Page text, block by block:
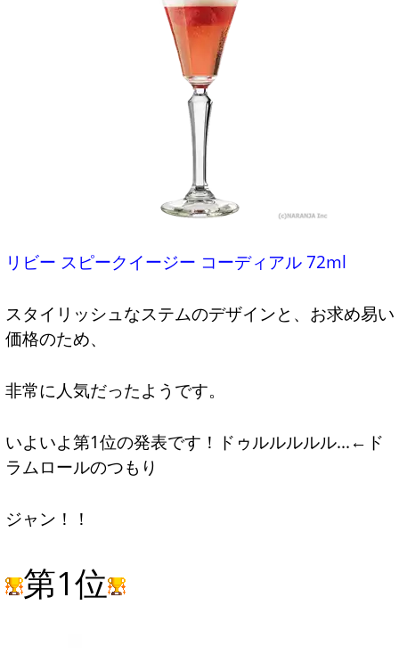
リビー スピークイージー コーディアル 72ml
スタイリッシュなステムのデザインと、お求め易い
価格のため、
非常に人気だったようです。
いよいよ第1位の発表です！ドゥルルルルル...←ド
ラムロールのつもり
ジャン！！
第1位